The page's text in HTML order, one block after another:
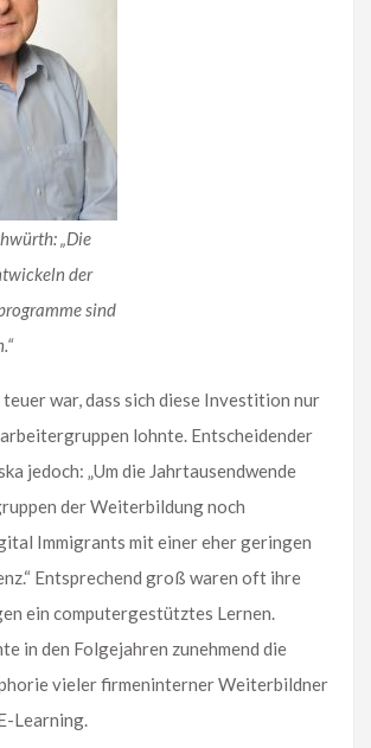
„Die
der
sind
teuer war, dass sich diese Investition nur
lohnte. Entscheidender
jedoch: „Um die Jahrtausendwende
der Weiterbildung noch
Immigrants mit einer eher geringen
Entsprechend groß waren oft ihre
ein computergestütztes Lernen.
in den Folgejahren zunehmend die
vieler firmeninterner Weiterbildner
Learning.